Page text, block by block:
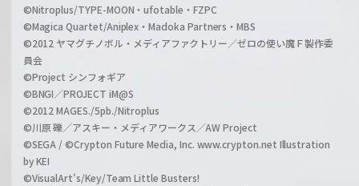
©Nitroplus/TYPE-MOON・ufotable・FZPC
©Magica Quartet/Aniplex・Madoka Partners・MBS
©2012 ヤマグチノボル・メディアファクトリー／ゼロの使い魔Ｆ製作委
員会
©Project シンフォギア
©BNGI／PROJECT iM@S
©2012 MAGES./5pb./Nitroplus
©川原 礫／アスキー・メディアワークス／AW Project
©SEGA / ©Crypton Future Media, Inc. www.crypton.net Illustration
by KEI
©VisualArt's/Key/Team Little Busters!